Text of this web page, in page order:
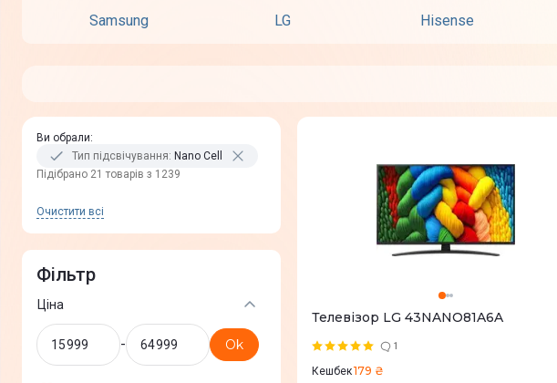
Samsung LG Hisense
Ви обрали:
Тип підсвічування: Nano Cell
Пiдiбрано 21 товарів з 1239
Очистити всi
Фільтр
Ціна
- Ok
Телевізор LG 43NANO81A6A
1
Кешбек179 ₴